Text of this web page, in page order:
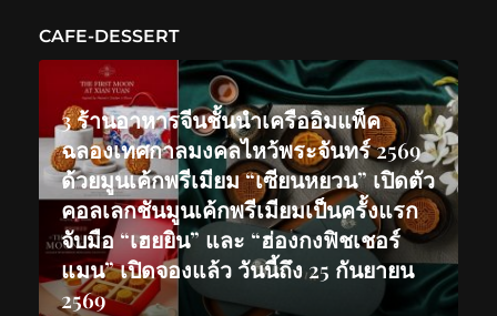
CAFE-DESSERT
3 ร้านอาหารจีนชั้นนำเครืออิมแพ็ค
ฉลองเทศกาลมงคลไหว้พระจันทร์ 2569
ด้วยมูนเค้กพรีเมียม “เซียนหยวน” เปิดตัว
คอลเลกชันมูนเค้กพรีเมียมเป็นครั้งแรก
จับมือ “เฮยยิน” และ “ฮ่องกงฟิชเชอร์
แมน” เปิดจองแล้ว วันนี้ถึง 25 กันยายน
2569